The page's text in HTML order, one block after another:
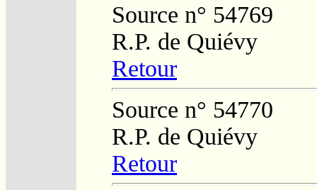
Source n° 54769
R.P. de Quiévy
Retour
Source n° 54770
R.P. de Quiévy
Retour